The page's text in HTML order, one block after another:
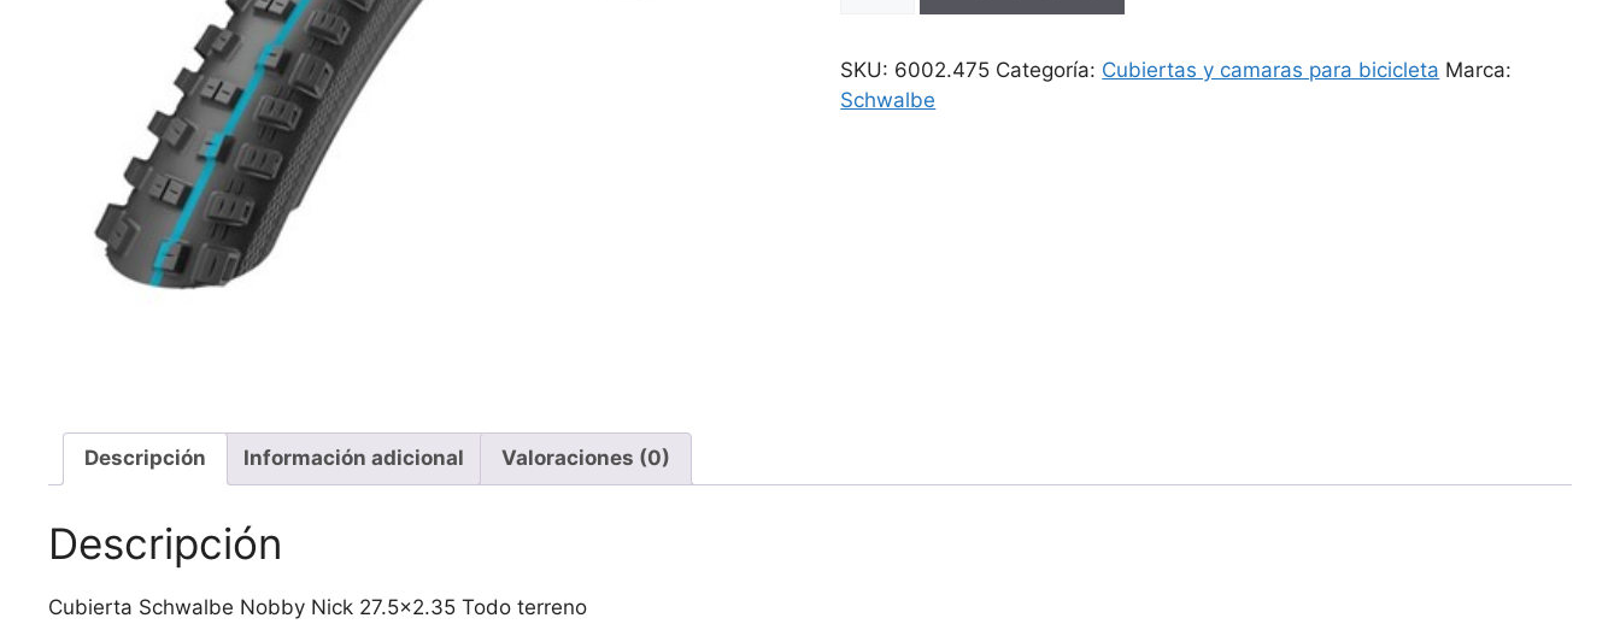
Nick
27.5x2.35
SKU: 6002.475 Categoría: Cubiertas y camaras para bicicleta Marca:
Schwalbe
Descripción Información adicional Valoraciones (0)
Descripción
Cubierta Schwalbe Nobby Nick 27.5×2.35 Todo terreno